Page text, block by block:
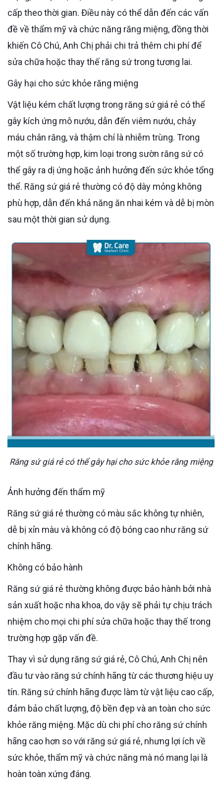
cấp theo thời gian. Điều này có thể dẫn đến các vấn
đề về thẩm mỹ và chức năng răng miệng, đồng thời
khiến Cô Chú, Anh Chị phải chi trả thêm chi phí để
sửa chữa hoặc thay thế răng sứ trong tương lai.
Gây hại cho sức khỏe răng miệng
Vật liệu kém chất lượng trong răng sứ giá rẻ có thể
gây kích ứng mô nướu, dẫn đến viêm nướu, chảy
máu chân răng, và thậm chí là nhiễm trùng. Trong
một số trường hợp, kim loại trong sườn răng sứ có
thể gây ra dị ứng hoặc ảnh hưởng đến sức khỏe tổng
thể. Răng sứ giá rẻ thường có độ dày mỏng không
phù hợp, dẫn đến khả năng ăn nhai kém và dễ bị mòn
sau một thời gian sử dụng.
Răng sứ giá rẻ có thể gây hại cho sức khỏe răng miệng
Ảnh hưởng đến thẩm mỹ
Răng sứ giá rẻ thường có màu sắc không tự nhiên,
dễ bị xỉn màu và không có độ bóng cao như răng sứ
chính hãng.
Không có bảo hành
Răng sứ giá rẻ thường không được bảo hành bởi nhà
sản xuất hoặc nha khoa, do vậy sẽ phải tự chịu trách
nhiệm cho mọi chi phí sửa chữa hoặc thay thế trong
trường hợp gặp vấn đề.
Thay vì sử dụng răng sứ giá rẻ, Cô Chú, Anh Chị nên
đầu tư vào răng sứ chính hãng từ các thương hiệu uy
tín. Răng sứ chính hãng được làm từ vật liệu cao cấp,
đảm bảo chất lượng, độ bền đẹp và an toàn cho sức
khỏe răng miệng. Mặc dù chi phí cho răng sứ chính
hãng cao hơn so với răng sứ giá rẻ, nhưng lợi ích về
sức khỏe, thẩm mỹ và chức năng mà nó mang lại là
hoàn toàn xứng đáng.